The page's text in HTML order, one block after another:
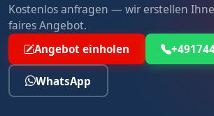
Kostenlos anfragen — wir erstellen
faires Angebot.
Angebot einholen
WhatsApp